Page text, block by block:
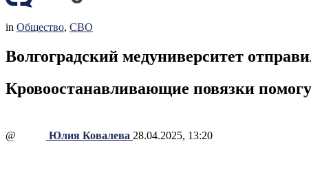
in Общество, СВО
Волгоградский медуниверситет
Кровоостанавливающие повязки
@ Юлия Ковалева 28.04.2025, 13:20